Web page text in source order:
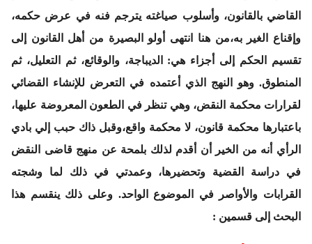
القاضي بالقانون، وأسلوب صياغته يترجم فنه في عرض حكمه،
وإقناع الغير به،من هنا انتهى أولو البصيرة من أهل القانون إلى
تقسيم الحكم إلى أجزاء هي: الديباجة، والوقائع، ثم التعليل، ثم
المنطوق. وهو النهج الذي أعتمده في التعرض للإنشاء القضائي
لقرارات محكمة النقض، وهي تنظر في الطعون المعروضة عليها،
باعتبارها محكمة قانون، لا محكمة واقع،وقبل ذاك حبب إلي بادي
الرأي أنه من الخير أن أقدم لذلك بلمحة عن منهج قاضى النقض
في دراسة القضية وتحضيرها، وعمدتي في ذلك لما وشجته
القرابات والأواصر في الموضوع الواحد. وعلى ذلك ينقسم هذا
البحث إلى قسمين :